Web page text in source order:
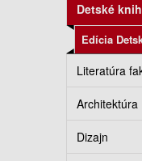
Detské
Edícia
Literatúra
Architektúra
Dizajn